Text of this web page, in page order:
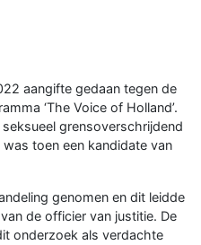
aangifte gedaan tegen de
‘The Voice of Holland’.
grensoverschrijdend
toen een kandidate van
genomen en dit leidde
de officier van justitie. De
onderzoek als verdachte